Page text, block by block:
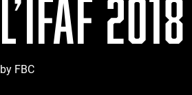
L’IFAF 2018
by FBC